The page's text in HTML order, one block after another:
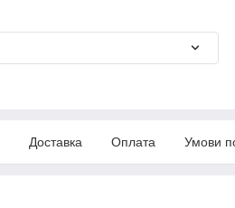
Доставка Оплата Умови